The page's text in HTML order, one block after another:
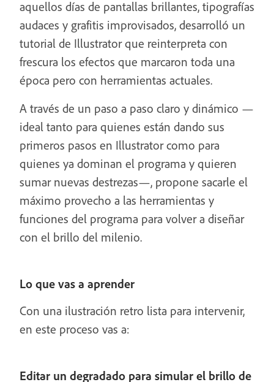
aquellos días de pantallas brillantes, tipografías
audaces y grafitis improvisados, desarrolló un
tutorial de Illustrator que reinterpreta con
frescura los efectos que marcaron toda una
época pero con herramientas actuales.
A través de un paso a paso claro y dinámico —
ideal tanto para quienes están dando sus
primeros pasos en Illustrator como para
quienes ya dominan el programa y quieren
sumar nuevas destrezas—, propone sacarle el
máximo provecho a las herramientas y
funciones del programa para volver a diseñar
con el brillo del milenio.
Lo que vas a aprender
Con una ilustración retro lista para intervenir,
en este proceso vas a:
Editar un degradado para simular el brillo de